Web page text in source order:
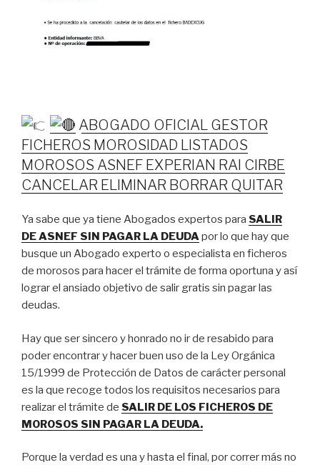
ABOGADO OFICIAL GESTOR
FICHEROS MOROSIDAD LISTADOS
MOROSOS ASNEF EXPERIAN RAI CIRBE
CANCELAR ELIMINAR BORRAR QUITAR
Ya sabe que ya tiene Abogados expertos para SALIR
DE ASNEF SIN PAGAR LA DEUDApor lo que hay que
busque un Abogado experto o especialista en ficheros
de morosos para hacer el trámite de forma oportuna y así
lograr el ansiado objetivo de salir gratis sin pagar las
deudas.
Hay que ser sincero y honrado no ir de resabido para
poder encontrar y hacer buen uso de la Ley Orgánica
15/1999 de Protección de Datos de carácter personal
es la que recoge todos los requisitos necesarios para
realizar el trámite de SALIR DE LOS FICHEROS DE
MOROSOS SIN PAGAR LA DEUDA.
Porque la verdad es una y hasta el final, por correr más no